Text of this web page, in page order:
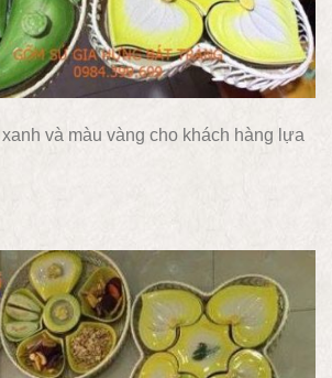
và màu vàng cho khách hàng lựa